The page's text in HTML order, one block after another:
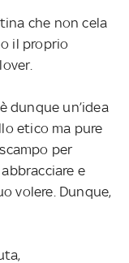
che non cela
il proprio
dunque un’idea
etico ma pure
per
e
volere. Dunque,